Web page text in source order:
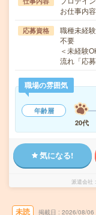
お仕事内
応募資格
職種未経
不要
＜未経験
流れ「応
職場の雰囲気
年齢層
20代
気になる!
派遣会社
未読 掲載日 2026/08/06